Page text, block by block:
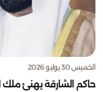
الخميس 30 يوليو 2026
حاكم الشارقة يهنئ